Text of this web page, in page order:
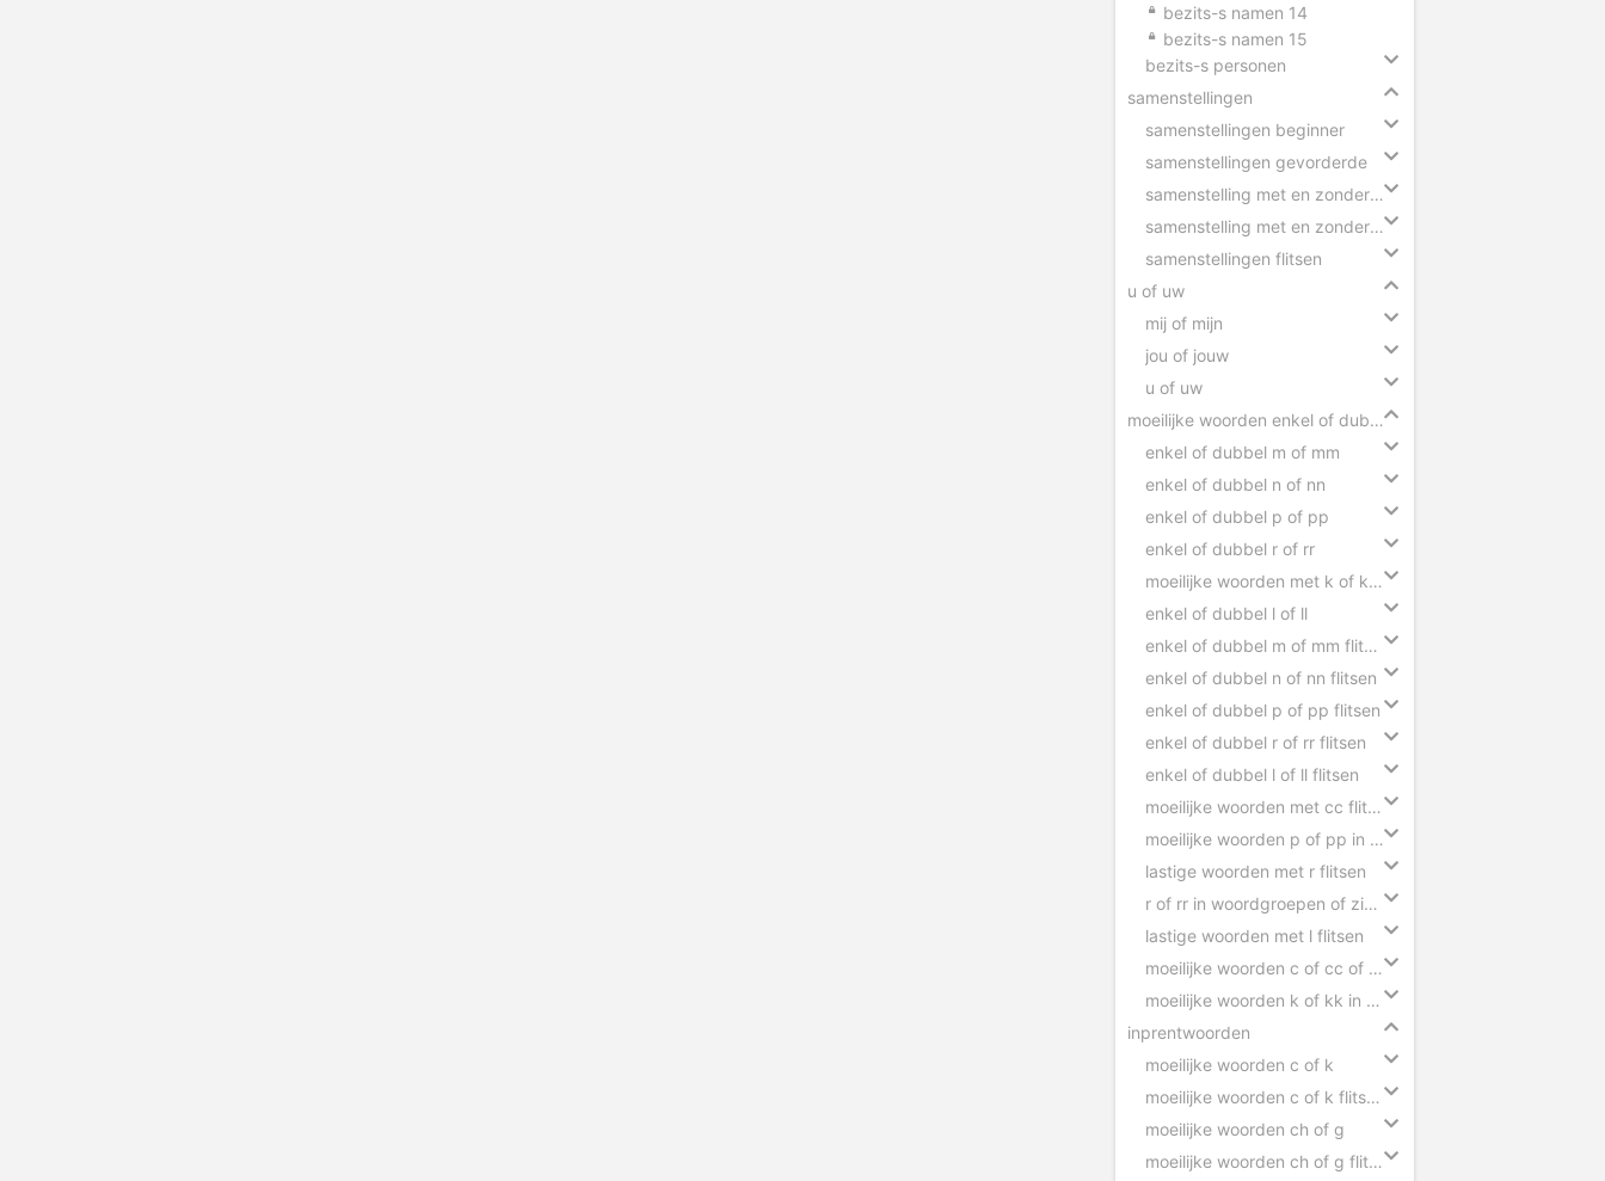
bezits-s namen 14
bezits-s namen 15
bezits-s personen
samenstellingen
samenstellingen beginner
samenstellingen gevorderde
samenstelling met en zonder tussen-s
samenstelling met en zonder koppelteken
samenstellingen flitsen
u of uw
mij of mijn
jou of jouw
u of uw
moeilijke woorden enkel of dubbel
enkel of dubbel m of mm
enkel of dubbel n of nn
enkel of dubbel p of pp
enkel of dubbel r of rr
moeilijke woorden met k of kk flitsen
enkel of dubbel l of ll
enkel of dubbel m of mm flitsen
enkel of dubbel n of nn flitsen
enkel of dubbel p of pp flitsen
enkel of dubbel r of rr flitsen
enkel of dubbel l of ll flitsen
moeilijke woorden met cc flitsen
moeilijke woorden p of pp in zinnen
lastige woorden met r flitsen
r of rr in woordgroepen of zinnen
lastige woorden met l flitsen
moeilijke woorden c of cc of ck in zinnen
moeilijke woorden k of kk in zinnen
inprentwoorden
moeilijke woorden c of k
moeilijke woorden c of k flitsen
moeilijke woorden ch of g
moeilijke woorden ch of g flitsen